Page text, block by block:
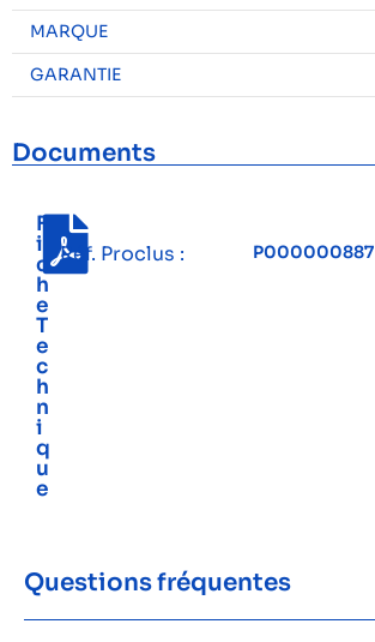
MARQUE
GARANTIE
Documents
F
i
c
h
e
T
e
c
h
n
i
q
u
e
Réf. Proclus : P000000887
Questions fréquentes